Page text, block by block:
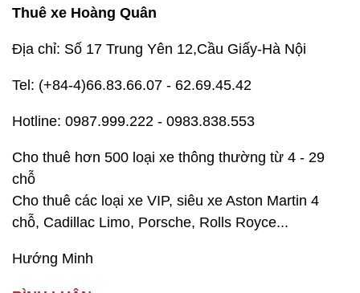
Thuê xe Hoàng Quân
Địa chỉ: Số 17 Trung Yên 12,Cầu Giấy-Hà Nội
Tel: (+84-4)66.83.66.07 - 62.69.45.42
Hotline: 0987.999.222 - 0983.838.553
Cho thuê hơn 500 loại xe thông thường từ 4 - 29
chỗ
Cho thuê các loại xe VIP, siêu xe Aston Martin 4
chỗ, Cadillac Limo, Porsche, Rolls Royce...
Hướng Minh